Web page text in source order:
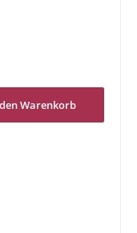
benutze die Schaltflächen um
Warenkorb